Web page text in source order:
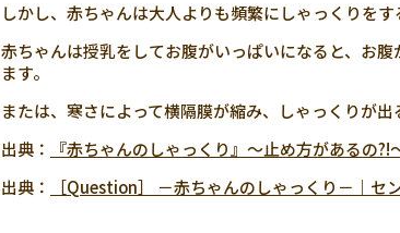
しかし、赤ちゃんは大人よりも頻繁にしゃっくりを
赤ちゃんは授乳をしてお腹がいっぱいになると、お
ます。
または、寒さによって横隔膜が縮み、しゃっくりが出
出典：
『赤ちゃんのしゃっくり』～止め方があるの
出典：
［Question］ －赤ちゃんのしゃっくり－｜セ